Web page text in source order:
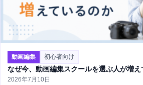
動画編集 初心者向け
なぜ今、動画編集スクールを選ぶ人が増え
2026年7月10日